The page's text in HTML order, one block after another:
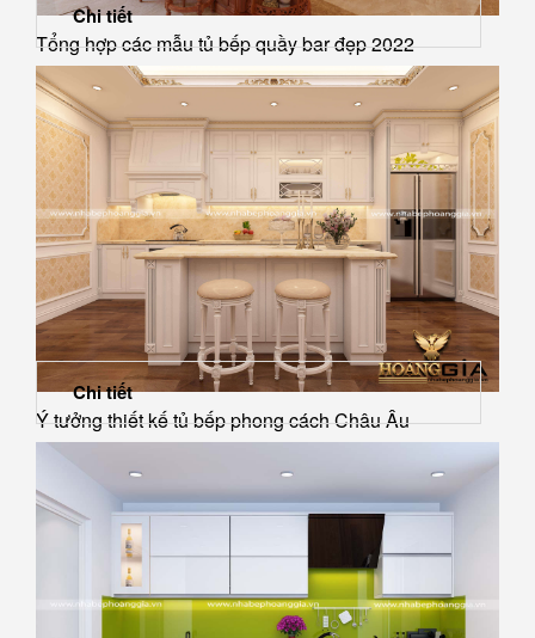
Tổng hợp các mẫu tủ bếp quầy bar đẹp 2022
Chi tiết
Ý tưởng thiết kế tủ bếp phong cách Châu Âu
Chi tiết